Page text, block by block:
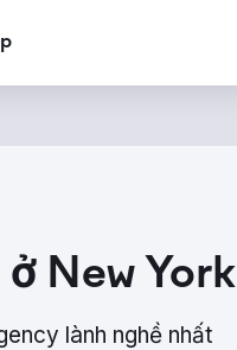
New York
lành nghề nhất